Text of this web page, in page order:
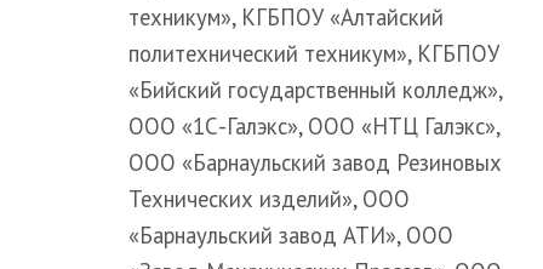
техникум», КГБПОУ «Алтайский
политехнический техникум», КГБПОУ
«Бийский государственный колледж»,
ООО «1С-Галэкс», ООО «НТЦ Галэкс»,
ООО «Барнаульский завод Резиновых
Технических изделий», ООО
«Барнаульский завод АТИ», ООО